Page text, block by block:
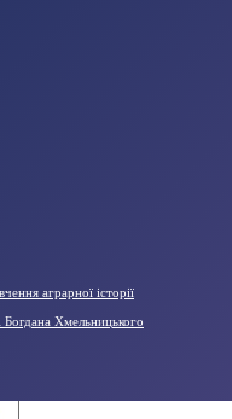
аграрної історії
Богдана Хмельницького